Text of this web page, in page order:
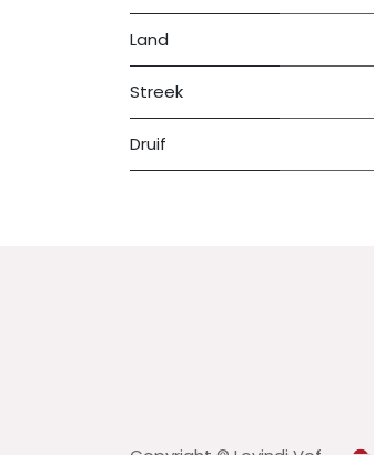
Land
Streek
Druif